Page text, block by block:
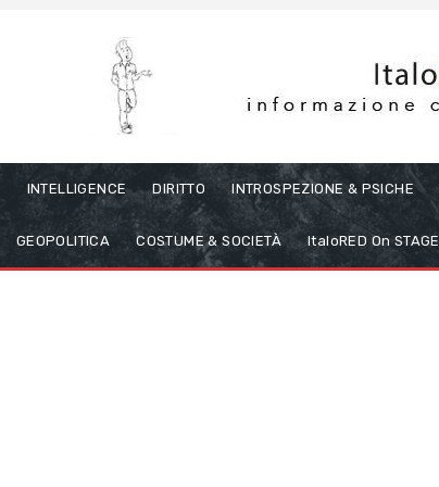
INTELLIGENCE DIRITTO INTROSPEZIONE & PSICHE
GEOPOLITICA COSTUME & SOCIETÀ ItaloRED On STAGE